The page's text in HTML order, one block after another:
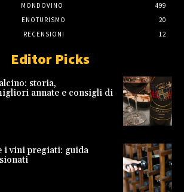
MONDOVINO
499
ENOTURISMO
20
RECENSIONI
12
Editor Picks
storia,
annate e consigli di
i vini pregiati: guida